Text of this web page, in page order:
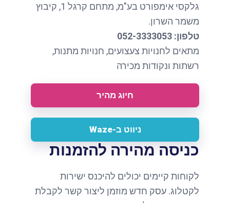
גלקסי אימפורט בע"מ, מתחם קרגל 1, קיבוץ
משמר השרון.
טלפון: 052-3333053
מתאים לחנויות צעצועים, חנויות מתנות,
רשתות ונקודות מכירה
חיוג מהיר
ניווט ב-Waze
כניסה מהירה להזמנות
לקוחות קיימים יכולים להיכנס ישירות
לקטלוג. עסק חדש מוזמן ליצור קשר לקבלת